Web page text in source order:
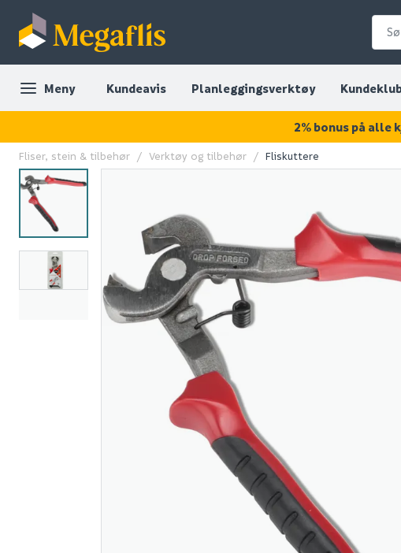
Meny Kundeavis Planleggingsverktøy
Mira 3130 superfix
Nettlager
Klikk & Hent
Fliser, stein & tilbehør Verktøy og tilbehør Fliskuttere
2% bonus på